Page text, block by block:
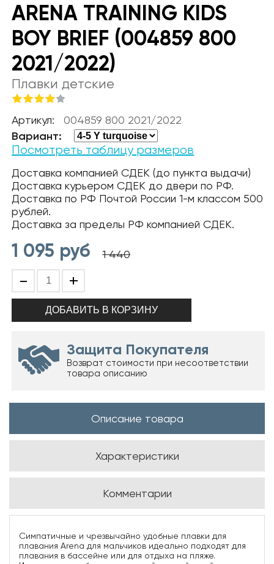
ARENA TRAINING KIDS
BOY BRIEF (004859 800
2021/2022)
Плавки детские
Артикул: 004859 800 2021/2022
Вариант:
Посмотреть таблицу размеров
Доставка компанией СДЕК (до пункта выдачи)
Доставка курьером СДЕК до двери по РФ.
Доставка по РФ Почтой России 1-м классом 500
рублей.
Доставка за пределы РФ компанией СДЕК.
1 095 руб 1 440
- +
Защита Покупателя
Возврат стоимости при несоответствии
товара описанию
Описание товара
Характеристики
Комментарии
Симпатичные и чрезвычайно удобные плавки для
плавания Arena для мальчиков идеально подходят для
плавания в бассейне или для отдыха на пляже.